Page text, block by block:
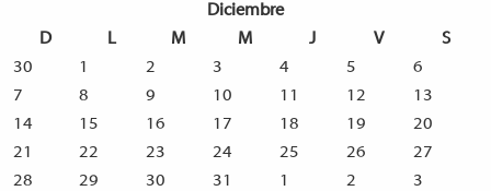
Diciembre
D
L M M J V
S
30
1 2 3 4 5
6
7
8 9 10 11 12
13
14
15 16 17 18 19
20
21
22 23 24 25 26
27
28
29 30 31 1 2 3